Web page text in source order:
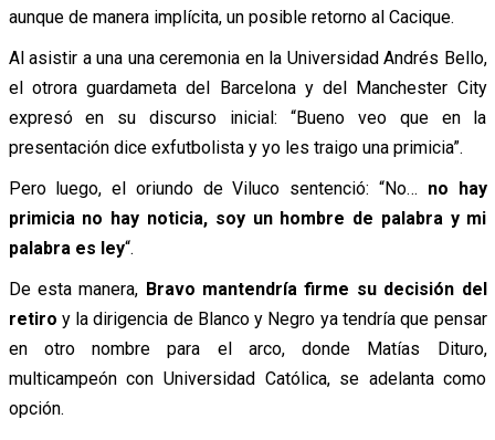
aunque de manera implícita, un posible retorno al Cacique.
Al asistir a una una ceremonia en la Universidad Andrés Bello,
el otrora guardameta del Barcelona y del Manchester City
expresó en su discurso inicial: “Bueno veo que en la
presentación dice exfutbolista y yo les traigo una primicia”.
Pero luego, el oriundo de Viluco sentenció: “No… no hay
primicia no hay noticia, soy un hombre de palabra y mi
palabra es ley“.
De esta manera, Bravo mantendría firme su decisión del
retiro y la dirigencia de Blanco y Negro ya tendría que pensar
en otro nombre para el arco, donde Matías Dituro,
multicampeón con Universidad Católica, se adelanta como
opción.